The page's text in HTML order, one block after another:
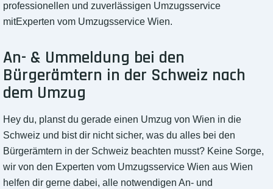
professionellen und zuverlässigen Umzugsservice
mitExperten vom Umzugsservice Wien.
An- & Ummeldung bei den
Bürgerämtern in der Schweiz nach
dem Umzug
Hey du, planst du gerade einen Umzug von Wien in die
Schweiz und bist dir nicht sicher, was du alles bei den
Bürgerämtern in der Schweiz beachten musst? Keine Sorge,
wir von den Experten vom Umzugsservice Wien aus Wien
helfen dir gerne dabei, alle notwendigen An- und